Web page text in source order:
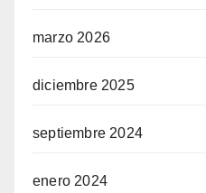
marzo 2026
diciembre 2025
septiembre 2024
enero 2024